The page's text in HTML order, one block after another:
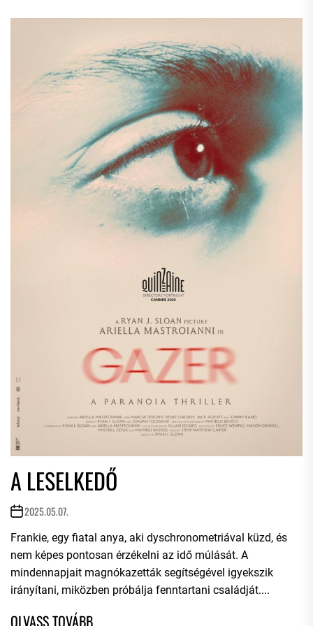
A LESELKEDŐ
2025.05.07.
Frankie, egy fiatal anya, aki dyschronometriával küzd, és
nem képes pontosan érzékelni az idő múlását. A
mindennapjait magnókazetták segítségével igyekszik
irányítani, miközben próbálja fenntartani családját....